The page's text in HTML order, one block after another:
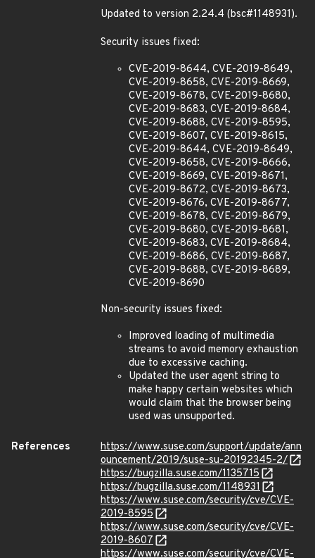
Updated to version 2.24.4 (bsc#1148931).
Security issues fixed:
CVE-2019-8644, CVE-2019-8649,
CVE-2019-8658, CVE-2019-8669,
CVE-2019-8678, CVE-2019-8680,
CVE-2019-8683, CVE-2019-8684,
CVE-2019-8688, CVE-2019-8595,
CVE-2019-8607, CVE-2019-8615,
CVE-2019-8644, CVE-2019-8649,
CVE-2019-8658, CVE-2019-8666,
CVE-2019-8669, CVE-2019-8671,
CVE-2019-8672, CVE-2019-8673,
CVE-2019-8676, CVE-2019-8677,
CVE-2019-8678, CVE-2019-8679,
CVE-2019-8680, CVE-2019-8681,
CVE-2019-8683, CVE-2019-8684,
CVE-2019-8686, CVE-2019-8687,
CVE-2019-8688, CVE-2019-8689,
CVE-2019-8690
Non-security issues fixed:
Improved loading of multimedia
streams to avoid memory exhaustion
due to excessive caching.
Updated the user agent string to
make happy certain websites which
would claim that the browser being
used was unsupported.
References
https://www.suse.com/support/update/ann
ouncement/2019/suse-su-20192345-2/
https://bugzilla.suse.com/1135715
https://bugzilla.suse.com/1148931
https://www.suse.com/security/cve/CVE-
2019-8595
https://www.suse.com/security/cve/CVE-
2019-8607
https://www.suse.com/security/cve/CVE-